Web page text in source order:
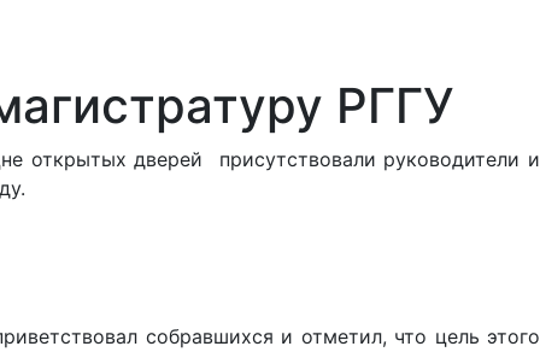
РГГУ
открытых дверей присутствовали руководители и
собравшихся и отметил, что цель этого